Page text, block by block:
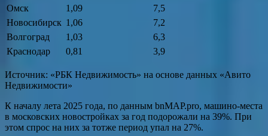
Омск
1,09
7,5
Новосибирск 1,06
7,2
Волгоград
1,03
6,3
Краснодар
0,81 3,9
Источник: «РБК Недвижимость» на основе данных «Авито
Недвижимости»
К началу лета 2025 года, по данным bnМAP.pro, машино-места
в московских новостройках за год подорожали на 39%. При
этом спрос на них за тотже период упал на 27%.